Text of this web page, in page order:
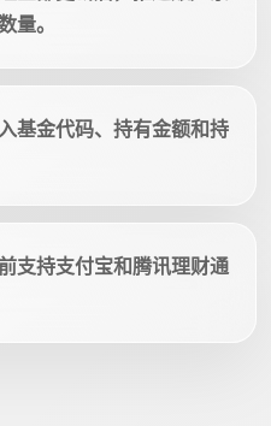
量。
基金代码、持有金额和持
支持支付宝和腾讯理财通